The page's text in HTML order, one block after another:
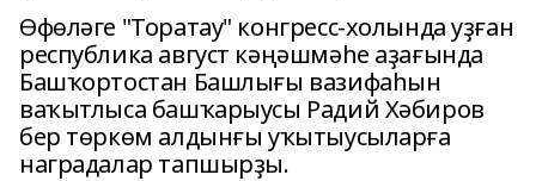
Өфөләге "Торатау" конгресс-холында уҙған
республика август кәңәшмәһе аҙағында
Башҡортостан Башлығы вазифаһын
ваҡытлыса башҡарыусы Радий Хәбиров
бер төркөм алдынғы уҡытыусыларға
наградалар тапшырҙы.